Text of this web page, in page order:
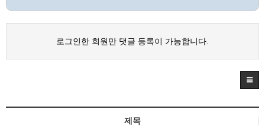
로그인한 회원만 댓글 등록이 가능합니다.
제목